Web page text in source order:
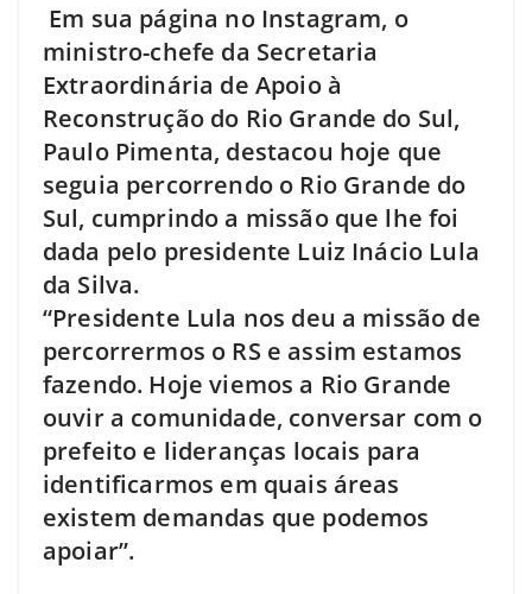
Em sua página no Instagram, o
ministro-chefe da Secretaria
Extraordinária de Apoio à
Reconstrução do Rio Grande do Sul,
Paulo Pimenta, destacou hoje que
seguia percorrendo o Rio Grande do
Sul, cumprindo a missão que lhe foi
dada pelo presidente Luiz Inácio Lula
da Silva.
“Presidente Lula nos deu a missão de
percorrermos o RS e assim estamos
fazendo. Hoje viemos a Rio Grande
ouvir a comunidade, conversar com o
prefeito e lideranças locais para
identificarmos em quais áreas
existem demandas que podemos
apoiar”.